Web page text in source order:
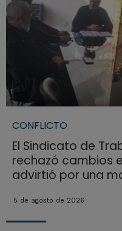
CONFLICTO
El Sindicato de
rechazó cambios
advirtió por una
5 de agosto de 2026